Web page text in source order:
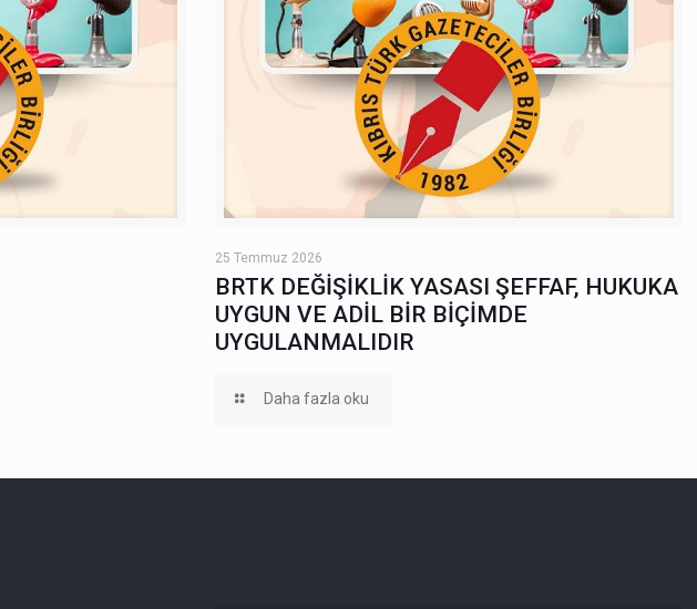
25 Temmuz 2026
BRTK DEĞİŞİKLİK YASASI ŞEFFAF, HUKUKA
UYGUN VE ADİL BİR BİÇİMDE
UYGULANMALIDIR
Daha fazla oku